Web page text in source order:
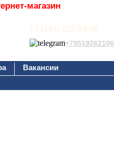
магазин
+7 (342) 212-54-00
+79519262106
Вакансии